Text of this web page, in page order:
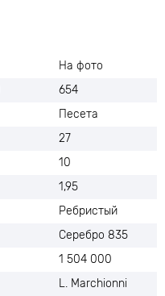
На фото
654
Песета
27
10
1,95
Ребристый
Серебро 835
1 504 000
L. Marchionni